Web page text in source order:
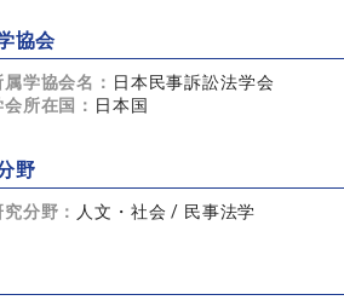
協会
属学協会名： 日本民事訴訟法学会
会所在国： 日本国
野
究分野： 人文・社会 / 民事法学